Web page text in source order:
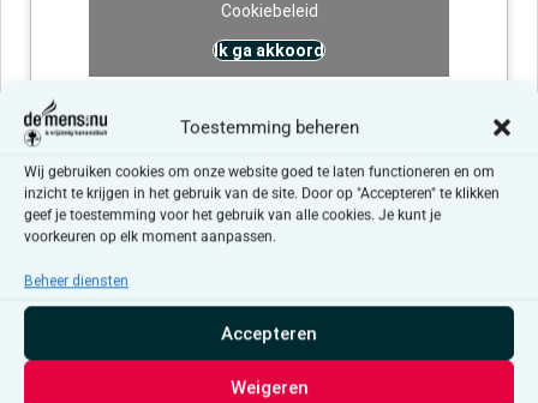
Toestemming beheren
Wij gebruiken cookies om onze website goed te laten functioneren en om
inzicht te krijgen in het gebruik van de site. Door op "Accepteren" te klikken
geef je toestemming voor het gebruik van alle cookies. Je kunt je
voorkeuren op elk moment aanpassen.
Beheer diensten
Accepteren
Weigeren
Cookiebeleid
Ik ga akkoord
Evenementen at this locatie
BerichtEr zijn geen resultaten gevonden.
Aankomende